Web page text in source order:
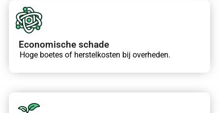
Economische schade
Hoge boetes of herstelkosten bij overheden.